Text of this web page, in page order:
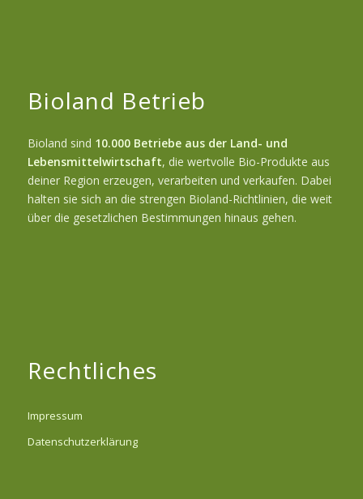
Bioland Betrieb
Bioland sind 10.000 Betriebe aus der Land- und
Lebensmittelwirtschaft, die wertvolle Bio-Produkte aus
deiner Region erzeugen, verarbeiten und verkaufen. Dabei
halten sie sich an die strengen Bioland-Richtlinien, die weit
über die gesetzlichen Bestimmungen hinaus gehen.
Rechtliches
Impressum
Datenschutzerklärung